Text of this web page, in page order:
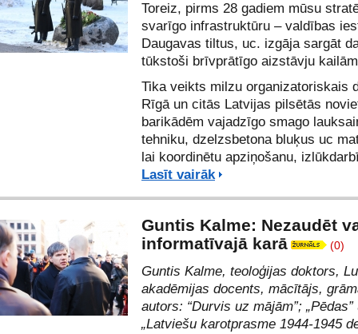
Toreiz, pirms 28 gadiem mūsu
svarīgo infrastruktūru – valdības
Daugavas tiltus, uc. izgāja sargāt
tūkstoši brīvprātīgo aizstāvju
Tika veikts milzu organizatoriskais
Rīgā un citās Latvijas pilsētās
barikādēm vajadzīgo smago
tehniku, dzelzsbetona bluķus uc
lai koordinētu apziņošanu,
Lasīt vairāk
Guntis Kalme: Nezaudēt
informatīvajā karā
(0)
Guntis Kalme, teoloģijas doktors,
akadēmijas docents, mācītājs,
autors: “Durvis uz mājām”; „Pēdas”
„Latviešu karotprasme 1944-1945